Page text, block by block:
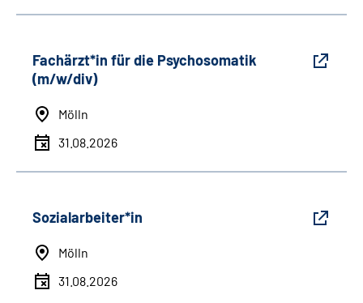
Fachärzt*in für die Psychosomatik
(m/w/div)
Mölln
31.08.2026
Sozialarbeiter*in
Mölln
31.08.2026